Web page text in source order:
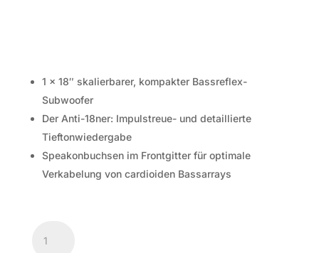
1 x 18″ skalierbarer, kompakter Bassreflex-
Subwoofer
Der Anti-18ner: Impulstreue- und detaillierte
Tieftonwiedergabe
Speakonbuchsen im Frontgitter für optimale
Verkabelung von cardioiden Bassarrays
Acoustic